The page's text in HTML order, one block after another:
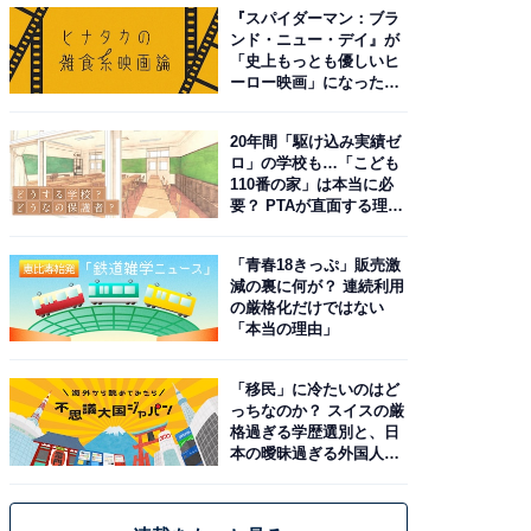
『スパイダーマン：ブラ
ンド・ニュー・デイ』が
「史上もっとも優しいヒ
ーロー映画」になった理
20年間「駆け込み実績ゼ
ロ」の学校も…「こども
110番の家」は本当に必
要？ PTAが直面する理想
「青春18きっぷ」販売激
減の裏に何が？ 連続利用
の厳格化だけではない
「本当の理由」
「移民」に冷たいのはど
っちなのか？ スイスの厳
格過ぎる学歴選別と、日
本の曖昧過ぎる外国人政